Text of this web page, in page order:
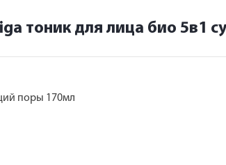
тоник для лица био 5в1
поры 170мл